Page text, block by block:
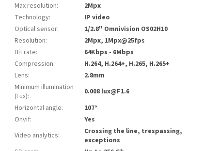
Max resolution:
2Mpx
Technology:
IP video
Optical sensor:
1/2.8'' Omnivision OS02H10
Resolution:
2Mpx, 1Mpx@25fps
Bit rate:
64Kbps - 6Mbps
Compression:
H.264, H.264+, H.265, H.265+
Lens:
2.8mm
Minimum illumination
(Lux):
0.008 lux@F1.6
Horizontal angle:
107°
Onvif:
Yes
Video analytics:
Crossing the line, trespassing,
exceptions